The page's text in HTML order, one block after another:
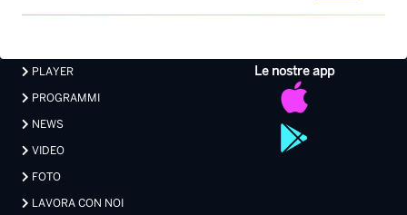
Le nostre app
PLAYER
PROGRAMMI
NEWS
VIDEO
FOTO
LAVORA CON NOI